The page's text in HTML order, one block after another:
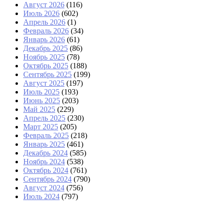
Август 2026 (116)
Июль 2026 (602)
Апрель 2026 (1)
Февраль 2026 (34)
Январь 2026 (61)
Декабрь 2025 (86)
Ноябрь 2025 (78)
Октябрь 2025 (188)
Сентябрь 2025 (199)
Август 2025 (197)
Июль 2025 (193)
Июнь 2025 (203)
Май 2025 (229)
Апрель 2025 (230)
Март 2025 (205)
Февраль 2025 (218)
Январь 2025 (461)
Декабрь 2024 (585)
Ноябрь 2024 (538)
Октябрь 2024 (761)
Сентябрь 2024 (790)
Август 2024 (756)
Июль 2024 (797)